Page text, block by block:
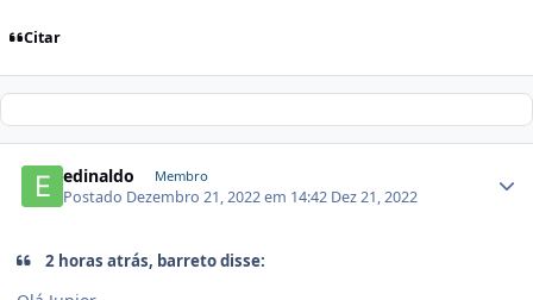
Citar
edinaldo Membro
Postado Dezembro 21, 2022 em 14:42 Dez 21, 2022
2 horas atrás, barreto disse: